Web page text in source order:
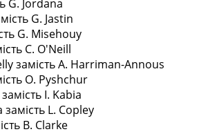
G. Jordana
G. Jastin
G. Misehouy
C. O'Neill
замість A. Harriman-Annous
O. Pyshchur
I. Kabia
L. Copley
B. Clarke